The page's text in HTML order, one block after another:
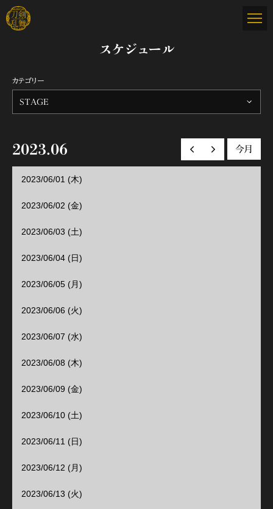
スケジュール
カテゴリー
STAGE
2023.06
前の月へ次の月へ
今月
2023/06/01 (木)
2023/06/02 (金)
2023/06/03 (土)
2023/06/04 (日)
2023/06/05 (月)
2023/06/06 (火)
2023/06/07 (水)
2023/06/08 (木)
2023/06/09 (金)
2023/06/10 (土)
2023/06/11 (日)
2023/06/12 (月)
2023/06/13 (火)